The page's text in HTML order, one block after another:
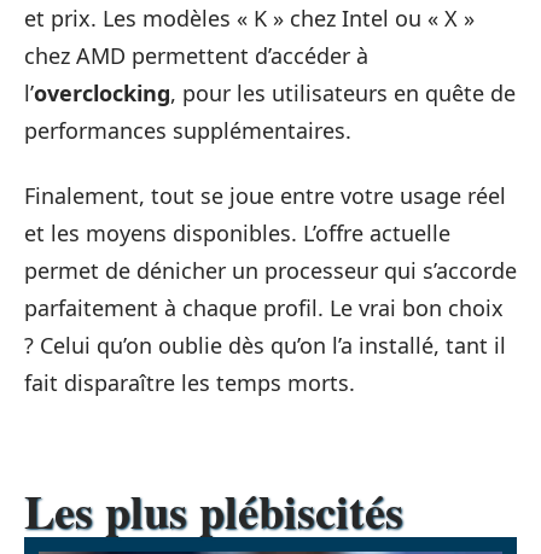
et prix. Les modèles « K » chez Intel ou « X »
chez AMD permettent d’accéder à
l’overclocking, pour les utilisateurs en quête de
performances supplémentaires.
Finalement, tout se joue entre votre usage réel
et les moyens disponibles. L’offre actuelle
permet de dénicher un processeur qui s’accorde
parfaitement à chaque profil. Le vrai bon choix
? Celui qu’on oublie dès qu’on l’a installé, tant il
fait disparaître les temps morts.
Les plus plébiscités